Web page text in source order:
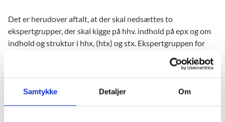
Samtykke Detaljer Om
Det er herudover aftalt, at der skal nedsættes to
ekspertgrupper, der skal kigge på hhv. indhold på epx og om
indhold og struktur i hhx, (htx) og stx. Ekspertgruppen for
skal præsentere sine anbefalinger i december 2025.